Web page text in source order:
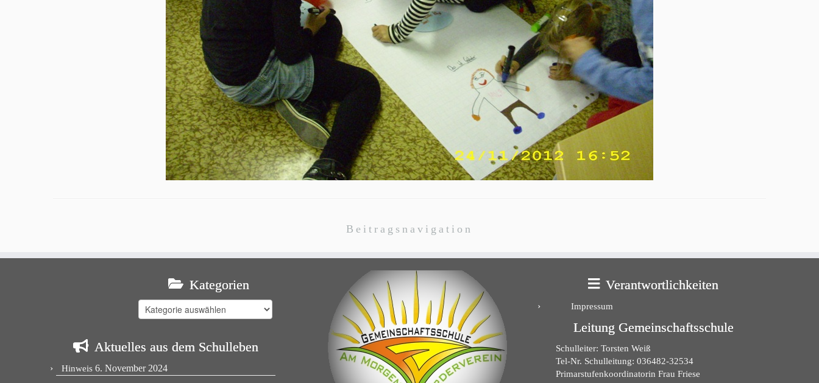
Beitragsnavigation
Kategorien
Kategorien
Aktuelles aus dem Schulleben
Hinweis 6. November 2024
Verantwortlichkeiten
Impressum
Leitung Gemeinschaftsschule
Schulleiter: Torsten Weiß
Tel-Nr. Schulleitung: 036482-32534
Primarstufenkoordinatorin Frau Friese